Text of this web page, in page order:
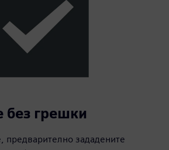
без грешки
предварително зададените